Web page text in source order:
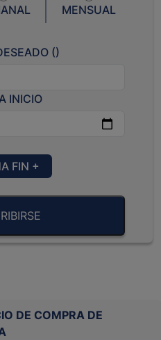
MENSUAL
()
INICIO
FIN +
DE COMPRA DE